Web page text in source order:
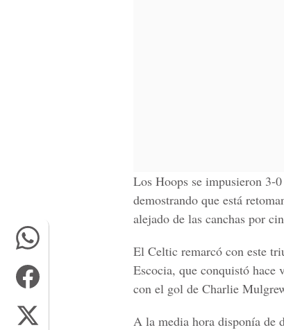
Los Hoops se impusieron 3-
demostrando que está
alejado de las canchas por
El Celtic remarcó con este
Escocia, que conquistó
con el gol de Charlie
A la media hora disponía de